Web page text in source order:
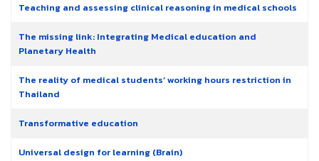
Teaching and assessing clinical reasoning in medical schools
The missing link: Integrating Medical education and
Planetary Health
The reality of medical students’ working hours restriction in
Thailand
Transformative education
Universal design for learning (Brain)